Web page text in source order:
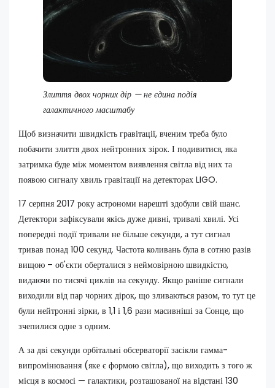
Злиття двох чорних дір — не єдина подія
галактичного масштабу
Щоб визначити швидкість гравітації, вченим треба було
побачити злиття двох нейтронних зірок. І подивитися, яка
затримка буде між моментом виявлення світла від них та
появою сигналу хвиль гравітації на детекторах LIGO.
17 серпня 2017 року астрономи нарешті здобули свій шанс.
Детектори зафіксували якісь дуже дивні, тривалі хвилі. Усі
попередні події тривали не більше секунди, а тут сигнал
тривав понад 100 секунд. Частота коливань була в сотню разів
вищою – об'єкти оберталися з неймовірною швидкістю,
видаючи по тисячі циклів на секунду. Якщо раніше сигнали
виходили від пар чорних дірок, що зливаються разом, то тут це
були нейтронні зірки, в 1,1 і 1,6 рази масивніші за Сонце, що
зчепилися одне з одним.
А за дві секунди орбітальні обсерваторії засікли гамма-
випромінювання (яке є формою світла), що виходить з того ж
місця в космосі — галактики, розташованої на відстані 130